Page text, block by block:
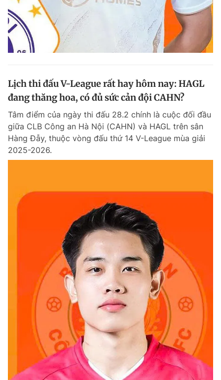
Lịch thi đấu V-League rất hay hôm nay: HAGL
đang thăng hoa, có đủ sức cản đội CAHN?
Tâm điểm của ngày thi đấu 28.2 chính là cuộc đối đầu
giữa CLB Công an Hà Nội (CAHN) và HAGL trên sân
Hàng Đẫy, thuộc vòng đấu thứ 14 V-League mùa giải
2025-2026.